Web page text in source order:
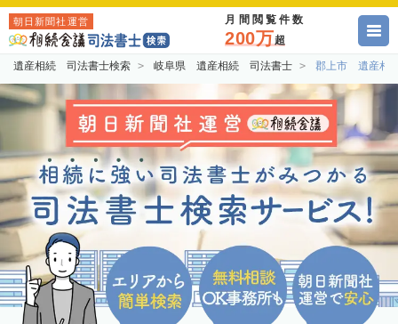
朝日新聞社運営 月間閲覧件数
200万超
遺産相続 司法書士検索 岐阜県 遺産相続 司法書士 郡上市 遺産相